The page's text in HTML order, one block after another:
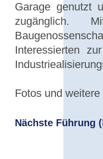
Garage genutzt
zugänglich.
Interessierten
Fotos und
Nächste Führung